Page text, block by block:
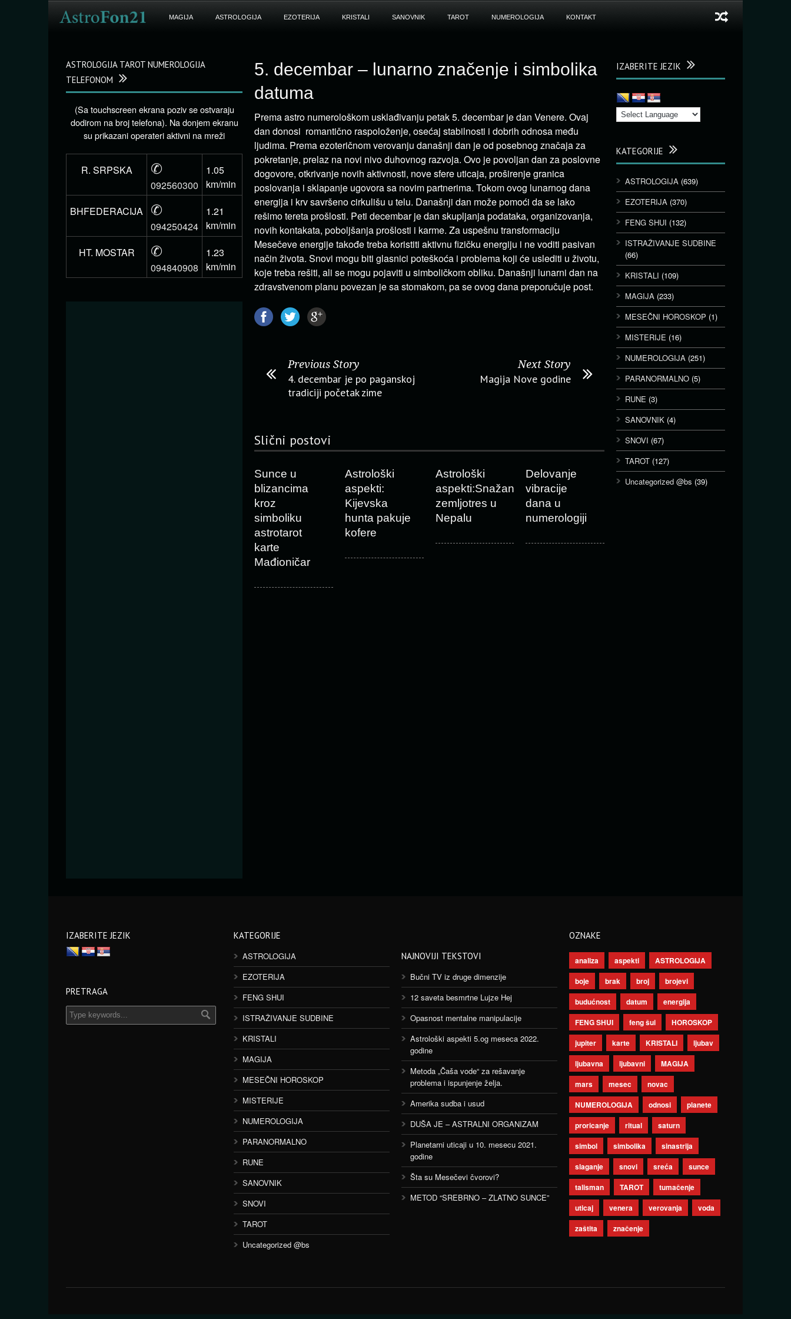
MAGIJA ASTROLOGIJA EZOTERIJA KRISTALI SANOVNIK TAROT NUMEROLOGIJA KONTAKT
5. decembar – lunarno značenje i simbolika
datuma
Prema astro numerološkom usklađivanju petak 5. decembar je dan Venere. Ovaj
dan donosi romantično raspoloženje, osećaj stabilnosti i dobrih odnosa među
ljudima. Prema ezoteričnom verovanju današnji dan je od posebnog značaja za
pokretanje, prelaz na novi nivo duhovnog razvoja. Ovo je povoljan dan za poslovne
dogovore, otkrivanje novih aktivnosti, nove sfere uticaja, proširenje granica
poslovanja i sklapanje ugovora sa novim partnerima. Tokom ovog lunarnog dana
energija i krv savršeno cirkulišu u telu. Današnji dan može pomoći da se lako
rešimo tereta prošlosti. Peti decembar je dan skupljanja podataka, organizovanja,
novih kontakata, poboljšanja prošlosti i karme. Za uspešnu transformaciju
Mesečeve energije takođe treba koristiti aktivnu fizičku energiju i ne voditi pasivan
način života. Snovi mogu biti glasnici poteškoća i problema koji će uslediti u životu,
koje treba rešiti, ali se mogu pojaviti u simboličkom obliku. Današnji lunarni dan na
zdravstvenom planu povezan je sa stomakom, pa se ovog dana preporučuje post.
Previous Story
4. decembar je po paganskoj
tradiciji početak zime
Next Story
Magija Nove godine
Slični postovi
Sunce u
blizancima
kroz
simboliku
astrotarot
karte
Mađioničar
Astrološki
aspekti:
Kijevska
hunta pakuje
kofere
Astrološki
aspekti:Snažan
zemljotres u
Nepalu
Delovanje
vibracije
dana u
numerologiji
IZABERITE JEZIK
KATEGORIJE
ASTROLOGIJA (639)
EZOTERIJA (370)
FENG SHUI (132)
ISTRAŽIVANJE SUDBINE
(66)
KRISTALI (109)
MAGIJA (233)
MESEČNI HOROSKOP (1)
MISTERIJE (16)
NUMEROLOGIJA (251)
PARANORMALNO (5)
RUNE (3)
SANOVNIK (4)
SNOVI (67)
TAROT (127)
Uncategorized @bs (39)
ASTROLOGIJA TAROT NUMEROLOGIJA
TELEFONOM
(Sa touchscreen ekrana poziv se ostvaraju
dodirom na broj telefona). Na donjem ekranu
su prikazani operateri aktivni na mreži
R. SRPSKA ✆
092560300
1.05
km/min
BHFEDERACIJA
✆
094250424
1.21
km/min
HT. MOSTAR
✆
094840908
1.23
km/min
IZABERITE JEZIK
PRETRAGA
KATEGORIJE
ASTROLOGIJA
EZOTERIJA
FENG SHUI
ISTRAŽIVANJE SUDBINE
KRISTALI
MAGIJA
MESEČNI HOROSKOP
MISTERIJE
NUMEROLOGIJA
PARANORMALNO
RUNE
SANOVNIK
SNOVI
TAROT
Uncategorized @bs
NAJNOVIJI TEKSTOVI
Bučni TV iz druge dimenzije
12 saveta besmrtne Lujze Hej
Opasnost mentalne manipulacije
Astrološki aspekti 5.og meseca 2022.
godine
Metoda „Čaša vode“ za rešavanje
problema i ispunjenje želja.
Amerika sudba i usud
DUŠA JE – ASTRALNI ORGANIZAM
Planetarni uticaji u 10. mesecu 2021.
godine
Šta su Mesečevi čvorovi?
METOD “SREBRNO – ZLATNO SUNCE”
OZNAKE
analiza aspekti
ASTROLOGIJA
boje
brak broj
brojevi
budućnost
datum
energija
FENG SHUI
feng šui
HOROSKOP
jupiter
karte KRISTALI
ljubav
ljubavna
ljubavni
MAGIJA
mars
mesec
novac
NUMEROLOGIJA
odnosi
planete
proricanje
ritual
saturn
simbol
simbolika
sinastrija
slaganje
snovi sreća
sunce
talisman
TAROT
tumačenje
uticaj
venera verovanja
voda
zaštita
značenje